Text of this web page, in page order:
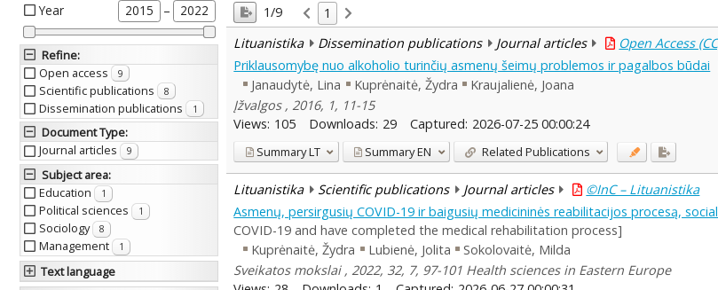
Year 2015 – 2022
Refine:
Open access
9
Scientific publications 8
Dissemination publications 1
Document Type:
Journal articles
9
Subject area:
Education
1
Political sciences 1
Sociology 8
Management 1
Text language
1/9
1
Lituanistika
Dissemination publications Journal articles Open Access
Priklausomybę nuo alkoholio turinčių asmenų šeimų problemos ir pagalbos būdai
Janaudytė, Lina
Kuprėnaitė, Žydra
Kraujalienė, Joana
Įžvalgos , 2016, 1, 11-15
Views: 105 Downloads: 29 Captured: 2026-07-25 00:00:24
SummaryLT SummaryEN Related Publications
Lituanistika Scientific publications Journal articles ©InC – Lituanistika
Asmenų, persirgusių COVID-19 ir baigusių medicininės reabilitacijos procesą,
COVID-19 and have completed the medical rehabilitation process]
Kuprėnaitė, Žydra
Lubienė, Jolita
Sokolovaitė, Milda
Sveikatos mokslai , 2022, 32, 7, 97-101 Health sciences in Eastern Europe